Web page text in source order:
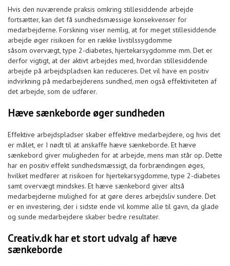
Hvis den nuværende praksis omkring stillesiddende arbejde
fortsætter, kan det få sundhedsmæssige konsekvenser for
medarbejderne. Forskning viser nemlig, at for meget stillesiddende
arbejde øger risikoen for en række livstilssygdomme
såsom overvægt, type 2-diabetes, hjertekarsygdomme mm. Det er
derfor vigtigt, at der aktivt arbejdes med, hvordan stillesiddende
arbejde på arbejdspladsen kan reduceres. Det vil have en positiv
indvirkning på medarbejderens sundhed, men også effektiviteten af
det arbejde, som de udfører.
Hæve sænkeborde øger sundheden
Effektive arbejdspladser skaber effektive medarbejdere, og hvis det
er målet, er I nødt til at anskaffe hæve sænkeborde. Et hæve
sænkebord giver muligheden for at arbejde, mens man står op. Dette
har en positiv effekt sundhedsmæssigt, da forbrændingen øges,
hvilket medfører at risikoen for hjertekarsygdomme, type 2-diabetes
samt overvægt mindskes. Et hæve sænkebord giver altså
medarbejderne mulighed for at gøre deres arbejdsliv sundere. Det
er en investering, der i sidste ende vil komme alle til gavn, da glade
og sunde medarbejdere skaber bedre resultater.
Creativ.dk har et stort udvalg af hæve
sænkeborde